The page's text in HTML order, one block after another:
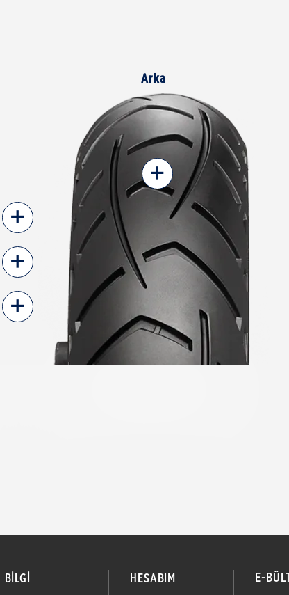
Arka
+
+
+
+
BİLGİ HESABIM
E-